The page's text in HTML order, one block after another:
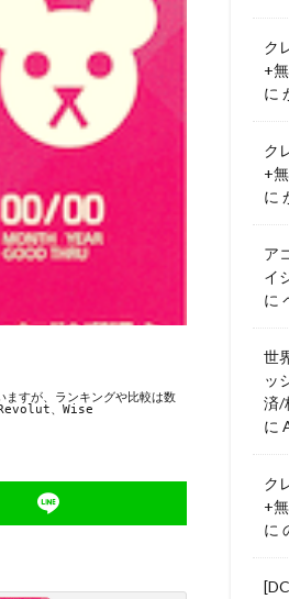
すが、ランキングや比較は数
Revolut、Wise
ク
+
に
ク
+
に
ア
イ
に
世
ッ
済/
に
ク
+
に